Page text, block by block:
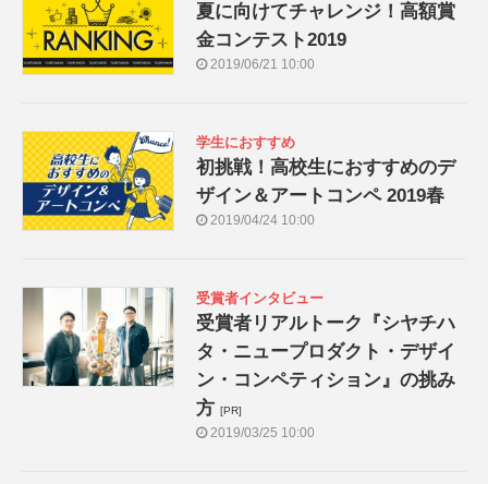
夏に向けてチャレンジ！高額賞
金コンテスト2019
2019/06/21 10:00
学生におすすめ
初挑戦！高校生におすすめのデ
ザイン＆アートコンペ 2019春
2019/04/24 10:00
受賞者インタビュー
受賞者リアルトーク『シヤチハ
タ・ニュープロダクト・デザイ
ン・コンペティション』の挑み
方 [PR]
2019/03/25 10:00